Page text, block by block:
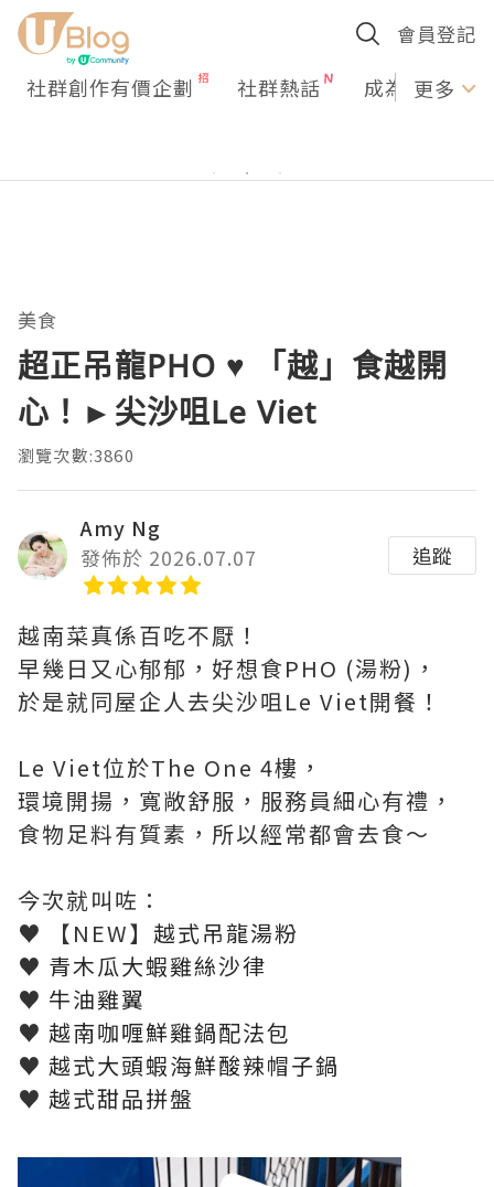
會員登記
社群創作有價企劃 社群熱話 成為U更多
美食
超正吊龍PHO ♥ 「越」食越開
心！►尖沙咀Le Viet
瀏覽次數:3860
Amy Ng
發佈於 2026.07.07
追蹤
越南菜真係百吃不厭！
早幾日又心郁郁，好想食PHO (湯粉)，
於是就同屋企人去尖沙咀Le Viet開餐！
Le Viet位於The One 4樓，
環境開揚，寬敞舒服，服務員細心有禮，
食物足料有質素，所以經常都會去食～
今次就叫咗：
♥ 【NEW】 越式吊龍湯粉
♥ 青木瓜大蝦雞絲沙律
♥ 牛油雞翼
♥ 越南咖喱鮮雞鍋配法包
♥ 越式大頭蝦海鮮酸辣帽子鍋
♥ 越式甜品拼盤